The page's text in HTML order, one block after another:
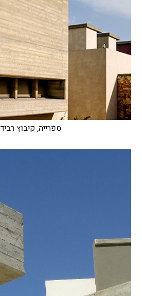
ספרייה, קיבוץ רביד